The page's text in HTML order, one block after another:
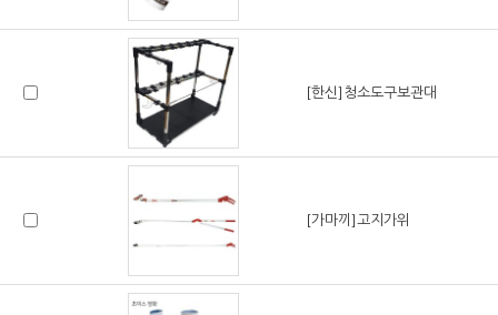
[한신]청소도구보관대
[가마끼]고지가위